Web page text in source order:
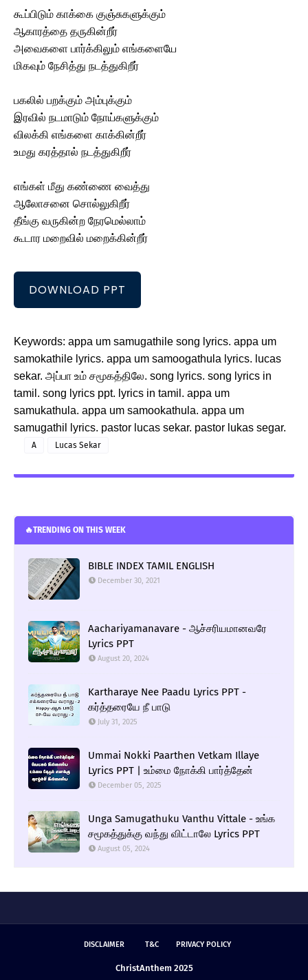
கூப்பிடும் காக்கை குஞ்சுகளுக்கும்
ஆகாரத்தை தருகின்றீர்
அவைகளை பார்க்கிலும் எங்களையே
மிகவும் நேசித்து நடத்துகிறீர்
பகலில் பறக்கும் அம்புக்கும்
இரவில் நடமாடும் நோய்களுக்கும்
விலக்கி எங்களை காக்கின்றீர்
உமது கரத்தால் நடத்துகிறீர்
எங்கள் மீது கண்ணை வைத்து
ஆலோசனை சொல்லுகிறீர்
தீங்கு வருகின்ற நேரமெல்லாம்
கூடார மறைவில் மறைக்கின்றீர்
DOWNLOAD PPT
Keywords: appa um samugathile song lyrics. appa um
samokathile lyrics. appa um samoogathula lyrics. lucas
sekar. அப்பா உம் சமூகத்திலே. song lyrics. song lyrics in
tamil. song lyrics ppt. lyrics in tamil. appa um
samukathula. appa um samookathula. appa um
samugathil lyrics. pastor lucas sekar. pastor lukas segar.
A Lucas Sekar
🔥TRENDING ON THIS WEEK
BIBLE INDEX TAMIL ENGLISH
December 30, 2021
Aachariyamanavare - ஆச்சரியமானவரே
Lyrics PPT
August 20, 2024
Kartharaye Nee Paadu Lyrics PPT -
கர்த்தரையே நீ பாடு
July 31, 2025
Ummai Nokki Paarthen Vetkam Illaye
Lyrics PPT | உம்மை நோக்கி பார்த்தேன்
December 05, 2025
Unga Samugathuku Vanthu Vittale - உங்க
சமூகத்துக்கு வந்து விட்டாலே Lyrics PPT
August 05, 2024
DISCLAIMER T&C PRIVACY POLICY
ChristAnthem 2025